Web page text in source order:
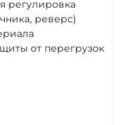
регулировка
реверс)
от перегрузок